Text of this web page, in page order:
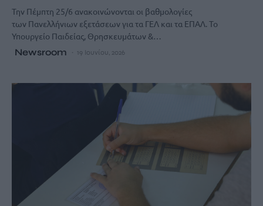
Την Πέμπτη 25/6 ανακοινώνονται οι βαθμολογίες
των Πανελλήνιων εξετάσεων για τα ΓΕΛ και τα ΕΠΑΛ. Το
Υπουργείο Παιδείας, Θρησκευμάτων &…
Newsroom 19 Ιουνίου, 2026